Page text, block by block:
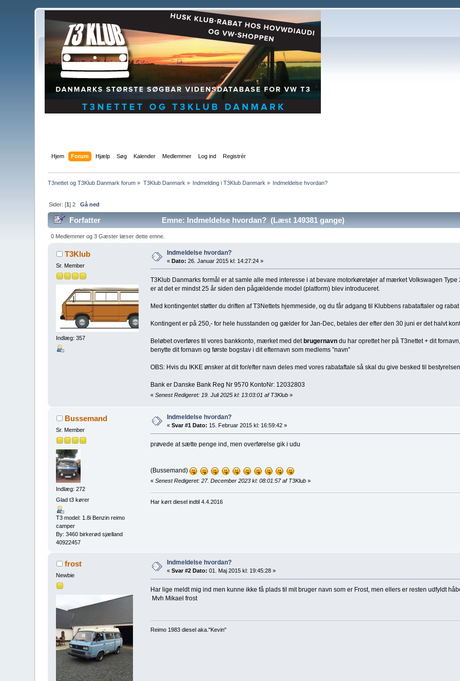
Hjem Forum Hjælp Søg Kalender Medlemmer Log ind Registrér
T3nettet og T3Klub Danmark forum » T3Klub Danmark » Indmelding i T3Klub Danmark » Indmeldelse hvordan?
Sider: [1]2 Gå ned
Forfatter Emne: Indmeldelse hvordan? (Læst 149381 gange)
0 Medlemmer og 3 Gæster læser dette emne.
T3Klub
Sr. Member
Indlæg: 357
Indmeldelse hvordan?
«Dato: 26. Januar 2015 kl: 14:27:24 »
T3Klub Danmarks formål er at samle alle med interesse i at bevare motorkøretøjer af mærket Volkswagen
er at det er mindst 25 år siden den pågældende model (platform) blev introduceret.
Med kontingentet støtter du driften af T3Nettets hjemmeside, og du får adgang til Klubbens rabataftaler og
Kontingent er på 250,- for hele husstanden og gælder for Jan-Dec, betales der efter den 30 juni er det halvt
Beløbet overføres til vores bankkonto, mærket med detbrugernavndu har oprettet her på T3nettet + dit
benytte dit fornavn og første bogstav i dit efternavn som medlems ”navn”
OBS: Hvis du IKKE ønsker at dit for/efter navn deles med vores rabataftale så skal du give besked til
Bank er Danske Bank Reg Nr 9570 KontoNr: 12032803
« Senest Redigeret: 19. Juli 2025 kl: 13:03:01 af T3Klub»
Bussemand
Sr. Member
Indlæg: 272
Glad t3 kører
T3 model: 1.8i Benzin reimo
camper
By: 3460 birkerød sjælland
40922457
Indmeldelse hvordan?
«Svar #1 Dato: 15. Februar 2015 kl: 16:59:42 »
prøvede at sætte penge ind, men overførelse gik i udu
(Bussemand)
« Senest Redigeret: 27. December 2023 kl: 08:01:57 af T3Klub»
Har kørt diesel indtil 4.4.2016
frost
Newbie
Indmeldelse hvordan?
«Svar #2 Dato: 01. Maj 2015 kl: 19:45:28 »
Har lige meldt mig ind men kunne ikke få plads til mit bruger navn som er Frost, men ellers er resten udfyldt
Mvh Mikael frost
Reimo 1983 diesel aka."Kevin"